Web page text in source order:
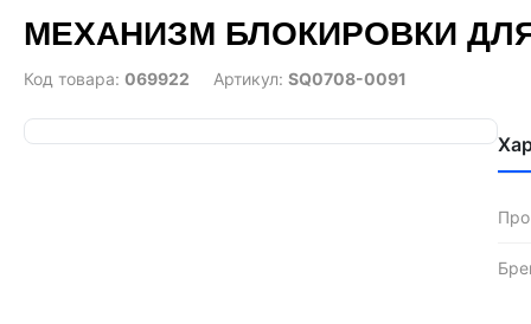
МЕХАНИЗМ БЛОКИРОВКИ ДЛЯ
Код товара: 069922 Артикул: SQ0708-0091